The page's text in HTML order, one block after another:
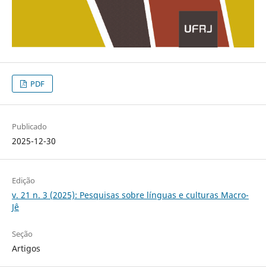
PDF
Publicado
2025-12-30
Edição
v. 21 n. 3 (2025): Pesquisas sobre línguas e culturas Macro-
Jê
Seção
Artigos